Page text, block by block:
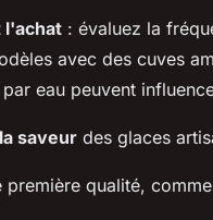
l'achat : évaluez la
avec des cuves
eau peuvent
saveur des glaces
qualité,